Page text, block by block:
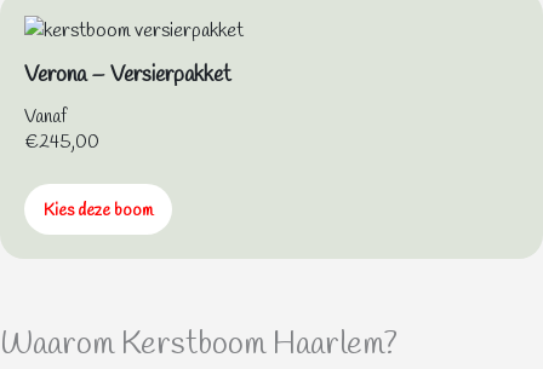
Verona – Versierpakket
Vanaf
€245,00
Kies deze boom
Waarom Kerstboom Haarlem?